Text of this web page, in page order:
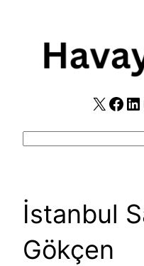
X
İstanbul
Gökçen